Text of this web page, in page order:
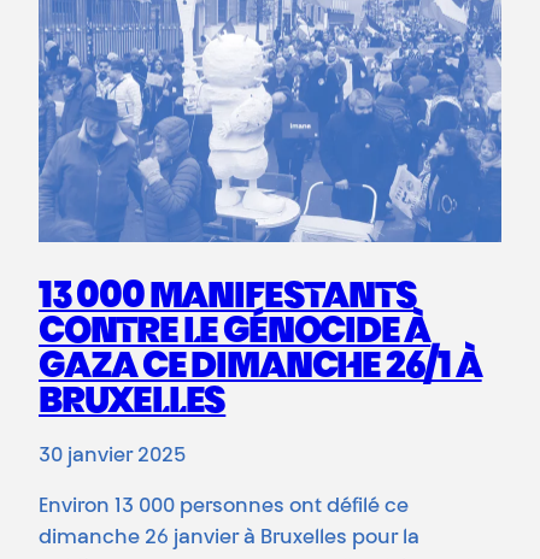
13 000 MANIFESTANTS
CONTRE LE GÉNOCIDE À
GAZA CE DIMANCHE 26/1 À
BRUXELLES
30 janvier 2025
Environ 13 000 personnes ont défilé ce
dimanche 26 janvier à Bruxelles pour la